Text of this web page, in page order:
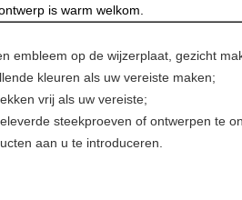
is warm welkom.
embleem op de wijzerplaat, gezicht
kleuren als uw vereiste maken;
vrij als uw vereiste;
steekproeven of ontwerpen te
aan u te introduceren.